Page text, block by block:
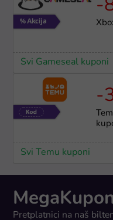
-
Svi Gameseal kuponi
-
Svi Temu kuponi
Pretplatnici na naš